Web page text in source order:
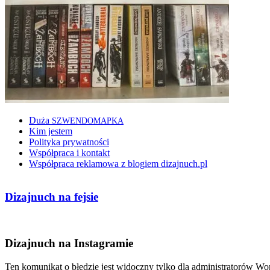
Duża SZWENDOMAPKA
Kim jestem
Polityka prywatności
Współpraca i kontakt
Współpraca reklamowa z blogiem dizajnuch.pl
Dizajnuch na fejsie
Dizajnuch na Instagramie
Ten komunikat o błędzie jest widoczny tylko dla administratorów